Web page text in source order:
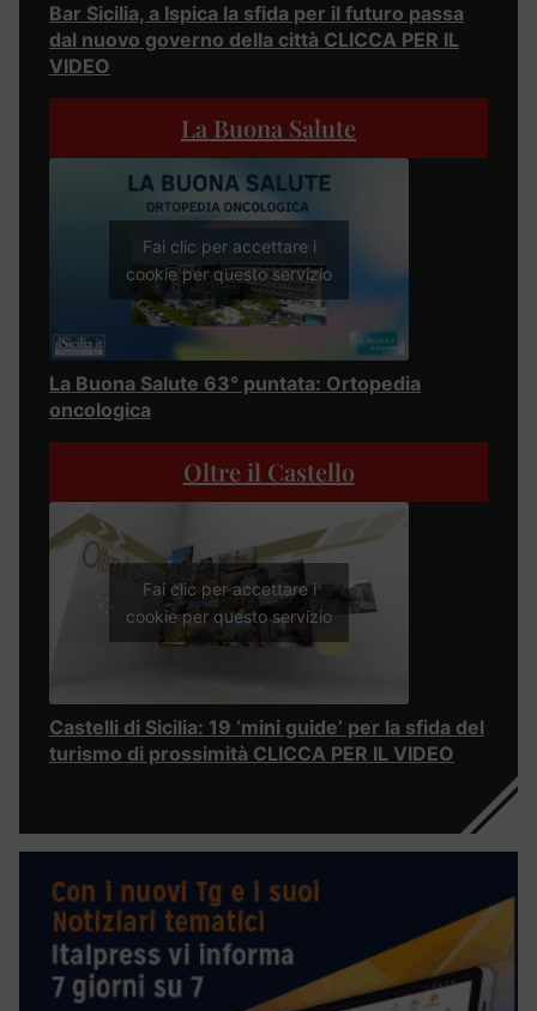
Bar Sicilia, a Ispica la sfida per il futuro passa
dal nuovo governo della città CLICCA PER IL
VIDEO
La Buona Salute
Fai clic per accettare i
cookie per questo servizio
La Buona Salute 63° puntata: Ortopedia
oncologica
Oltre il Castello
Fai clic per accettare i
cookie per questo servizio
Castelli di Sicilia: 19 ‘mini guide’ per la sfida del
turismo di prossimità CLICCA PER IL VIDEO